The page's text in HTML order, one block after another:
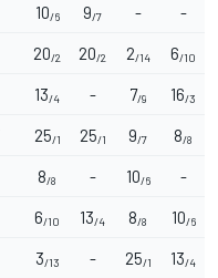
10/6 9/7 - -
20/2 20/2 2/14 6/10
13/4 - 7/9 16/3
25/1 25/1 9/7 8/8
8/8 - 10/6 -
6/10 13/4 8/8 10/6
3/13 - 25/1 13/4